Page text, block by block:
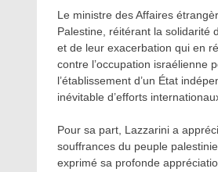
Le ministre des Affaires
Palestine, réitérant la solidarité
et de leur exacerbation qui en
contre l’occupation israélienne
l’établissement d’un État
inévitable d’efforts
Pour sa part, Lazzarini a
souffrances du peuple
exprimé sa profonde